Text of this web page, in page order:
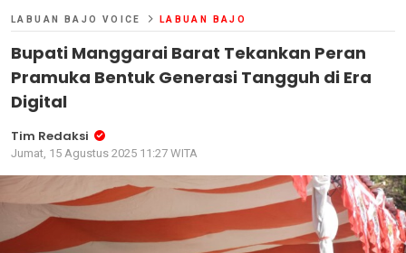
LABUAN BAJO VOICE LABUAN BAJO
Bupati Manggarai Barat Tekankan Peran
Pramuka Bentuk Generasi Tangguh di Era
Digital
Tim Redaksi
Jumat, 15 Agustus 2025 11:27 WITA